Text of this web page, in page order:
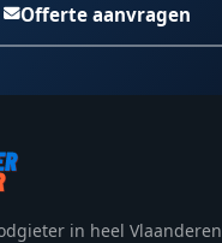
Offerte aanvragen
in heel Vlaanderen